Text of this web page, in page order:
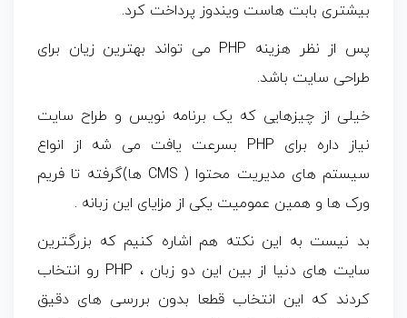
بیشتری بابت هاست ویندوز پرداخت کرد.
پس از نظر هزینه PHP می تواند بهترین زیان برای
طراحی سایت باشد.
خیلی از چیزهایی که یک برنامه نویس و طراح سایت
نیاز داره برای PHP بسرعت یافت می شه از انواع
سیستم های مدیریت محتوا ( CMS ها)گرفته تا فریم
ورک ها و همین عمومیت یکی از مزایای این زبانه .
بد نیست به این نکته هم اشاره کنیم که بزرگترین
سایت های دنیا از بین این دو زبان ، PHP رو انتخاب
کردند که این انتخاب قطعا بدون بررسی های دقیق